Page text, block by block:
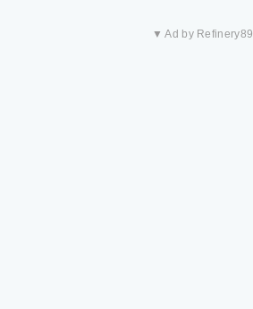
▼ Ad by Refinery89